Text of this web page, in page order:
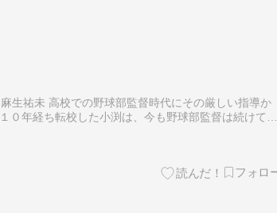
生祐未 高校での野球部監督時代にその厳しい指導か
０年経ち転校した小渕は、今も野球部監督は続けては